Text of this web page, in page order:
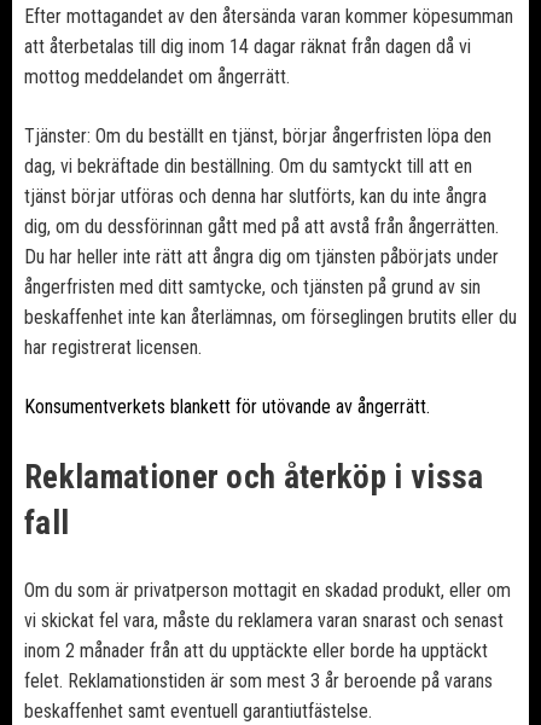
Efter mottagandet av den återsända varan kommer köpesumman
att återbetalas till dig inom 14 dagar räknat från dagen då vi
mottog meddelandet om ångerrätt.
Tjänster: Om du beställt en tjänst, börjar ångerfristen löpa den
dag, vi bekräftade din beställning. Om du samtyckt till att en
tjänst börjar utföras och denna har slutförts, kan du inte ångra
dig, om du dessförinnan gått med på att avstå från ångerrätten.
Du har heller inte rätt att ångra dig om tjänsten påbörjats under
ångerfristen med ditt samtycke, och tjänsten på grund av sin
beskaffenhet inte kan återlämnas, om förseglingen brutits eller du
har registrerat licensen.
Konsumentverkets blankett för utövande av ångerrätt.
Reklamationer och återköp i vissa
fall
Om du som är privatperson mottagit en skadad produkt, eller om
vi skickat fel vara, måste du reklamera varan snarast och senast
inom 2 månader från att du upptäckte eller borde ha upptäckt
felet. Reklamationstiden är som mest 3 år beroende på varans
beskaffenhet samt eventuell garantiutfästelse.